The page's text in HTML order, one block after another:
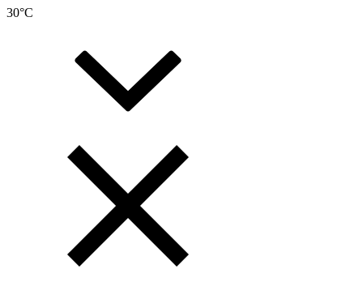
30°C